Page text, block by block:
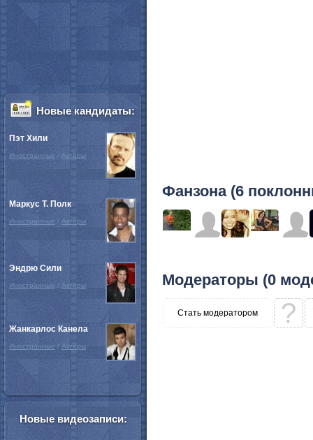
Фанзона (6
Модераторы (0
Стать модератором ?
Новые кандидаты:
Пэт Хили
Иностранные / Актёры
Маркус Т. Полк
Иностранные / Актёры
Эндрю Сили
Иностранные / Актёры
Жанкарлос Канела
Иностранные / Актёры
Новые видеозаписи: